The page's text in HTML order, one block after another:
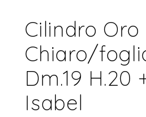
Cilindro Oro
Chiaro/
Dm.19 H.20
Isabel